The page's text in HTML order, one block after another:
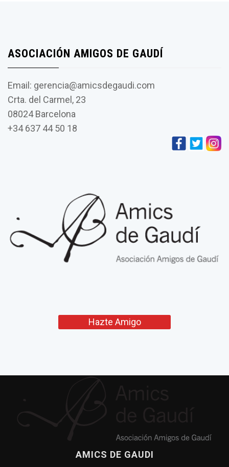
ASOCIACIÓN AMIGOS DE GAUDÍ
Email: gerencia@amicsdegaudi.com
Crta. del Carmel, 23
08024 Barcelona
+34 637 44 50 18
Hazte Amigo
AMICS DE GAUDI